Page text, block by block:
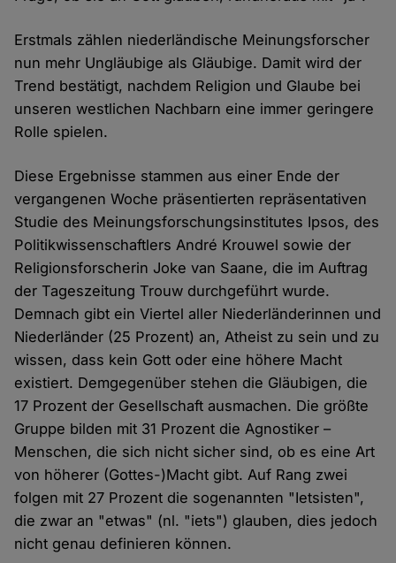
Erstmals zählen niederländische Meinungsforscher
nun mehr Ungläubige als Gläubige. Damit wird der
Trend bestätigt, nachdem Religion und Glaube bei
unseren westlichen Nachbarn eine immer geringere
Rolle spielen.
Diese Ergebnisse stammen aus einer Ende der
vergangenen Woche präsentierten repräsentativen
Studie des Meinungsforschungsinstitutes Ipsos, des
Politikwissenschaftlers André Krouwel sowie der
Religionsforscherin Joke van Saane, die im Auftrag
der Tageszeitung Trouw durchgeführt wurde.
Demnach gibt ein Viertel aller Niederländerinnen und
Niederländer (25 Prozent) an, Atheist zu sein und zu
wissen, dass kein Gott oder eine höhere Macht
existiert. Demgegenüber stehen die Gläubigen, die
17 Prozent der Gesellschaft ausmachen. Die größte
Gruppe bilden mit 31 Prozent die Agnostiker –
Menschen, die sich nicht sicher sind, ob es eine Art
von höherer (Gottes-)Macht gibt. Auf Rang zwei
folgen mit 27 Prozent die sogenannten "Ietsisten",
die zwar an "etwas" (nl. "iets") glauben, dies jedoch
nicht genau definieren können.